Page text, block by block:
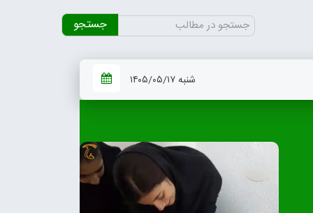
جستجو
برای:
شنبه ۱۴۰۵/۰۵/۱۷